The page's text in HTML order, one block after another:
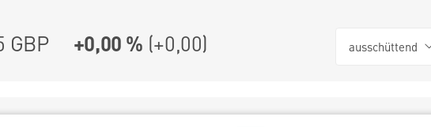
GBP +0,00 % (+0,00) ausschüttend